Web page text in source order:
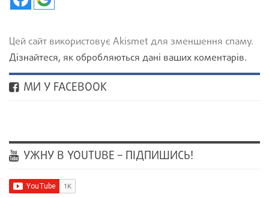
Цей сайт використовує Akismet для зменшення спаму.
Дізнайтеся, як обробляються дані ваших коментарів.
МИ У FACEBOOK
УЖНУ В YOUTUBE – ПІДПИШИСЬ!